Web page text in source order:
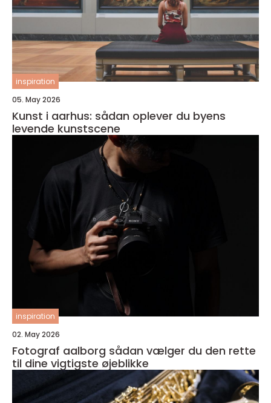
inspiration
05. May 2026
Kunst i aarhus: sådan oplever du byens
levende kunstscene
inspiration
02. May 2026
Fotograf aalborg sådan vælger du den rette
til dine vigtigste øjeblikke